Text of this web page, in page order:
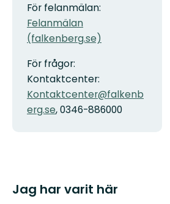
För felanmälan:
Felanmälan
(falkenberg.se)
För frågor:
Kontaktcenter:
Kontaktcenter@falkenb
erg.se, 0346-886000
Jag har varit här